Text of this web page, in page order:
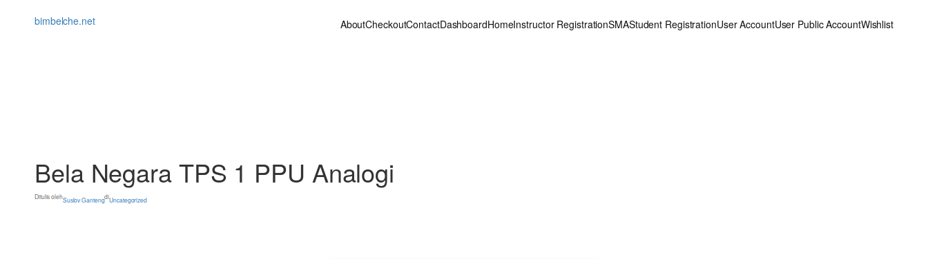
bimbelche.net AboutCheckoutContactDashboardHomeInstructor RegistrationSMAStudent RegistrationUser AccountUser Public AccountWishlist
Bela Negara TPS 1 PPU Analogi
Ditulis olehSuslov GantengdiUncategorized